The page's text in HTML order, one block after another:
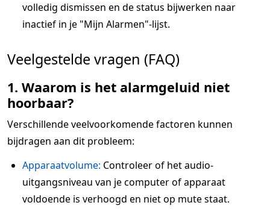
volledig dismissen en de status bijwerken naar
inactief in je "Mijn Alarmen"-lijst.
Veelgestelde vragen (FAQ)
1. Waarom is het alarmgeluid niet
hoorbaar?
Verschillende veelvoorkomende factoren kunnen
bijdragen aan dit probleem:
Apparaatvolume: Controleer of het audio-
uitgangsniveau van je computer of apparaat
voldoende is verhoogd en niet op mute staat.